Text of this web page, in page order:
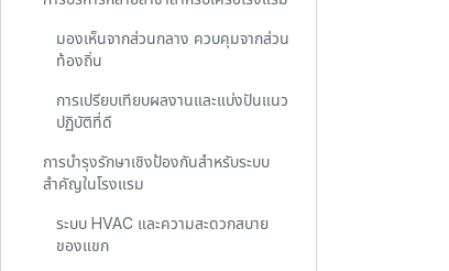
มองเห็นจากส่วนกลาง ควบคุมจากส่วน
ท้องถิ่น
การเปรียบเทียบผลงานและแบ่งปันแนว
ปฏิบัติที่ดี
การบำรุงรักษาเชิงป้องกันสำหรับระบบ
สำคัญในโรงแรม
ระบบ HVAC และความสะดวกสบาย
ของแขก